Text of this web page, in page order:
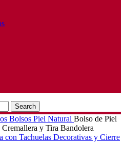
Search
Bolsos Piel Natural Bolso de Piel
y Tira Bandolera